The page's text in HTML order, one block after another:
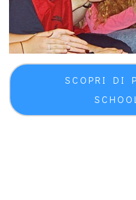
SCOPRI DI